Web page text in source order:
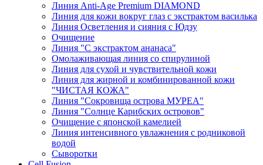
Линия Anti-Age Premium DIAMOND
Линия для кожи вокруг глаз с экстрактом василька
Линия Осветления и сияния с Юдзу
Очищение
Линия "С экстрактом ананаса"
Омолаживающая линия со спирулиной
Линия для сухой и чувствительной кожи
Линия для жирной и комбинированной кожи
"ЧИСТАЯ КОЖА"
Линия "Сокровища острова МУРЕА"
Линия "Солнце Карибских островов"
Очищение с японской камелией
Линия интенсивного увлажнения с родниковой
водой
Сыворотки